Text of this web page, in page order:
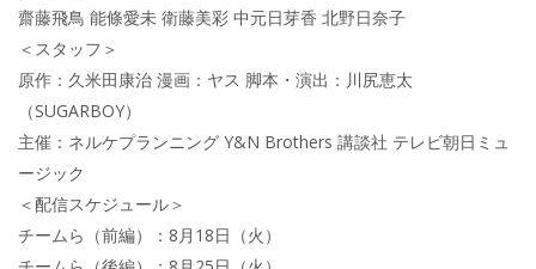
齋藤飛鳥 能條愛未 衛藤美彩 中元日芽香 北野日奈子
＜スタッフ＞
原作：久米田康治 漫画：ヤス 脚本・演出：川尻恵太
（SUGARBOY）
主催：ネルケプランニング Y&N Brothers 講談社 テレビ朝日ミュ
ージック
＜配信スケジュール＞
チームら（前編）：8月18日（火）